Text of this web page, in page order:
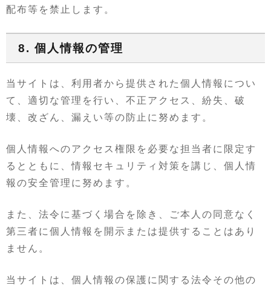
配布等を禁止します。
8. 個人情報の管理
当サイトは、利用者から提供された個人情報につい
て、適切な管理を行い、不正アクセス、紛失、破
壊、改ざん、漏えい等の防止に努めます。
個人情報へのアクセス権限を必要な担当者に限定す
るとともに、情報セキュリティ対策を講じ、個人情
報の安全管理に努めます。
また、法令に基づく場合を除き、ご本人の同意なく
第三者に個人情報を開示または提供することはあり
ません。
当サイトは、個人情報の保護に関する法令その他の